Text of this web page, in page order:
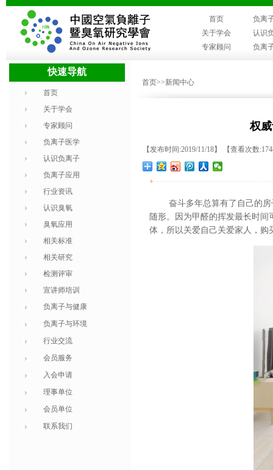
首页
负离
关于学会
认识
专家顾问
负离
快速导航
首页
关于学会
专家顾问
负离子医学
认识负离子
负离子应用
行业资讯
认识臭氧
臭氧应用
相关标准
相关研究
检测评审
宣讲师培训
负离子与健康
负离子与环境
行业交流
会员服务
入会申请
理事单位
会员单位
联系我们
首页>>新闻中心
权
【发布时间:2019/11/18】 【查看次数
+
奋斗多年总算有了自己的
随形。因为甲醛的挥发最长时间
体，所以关爱自己关爱家人，购